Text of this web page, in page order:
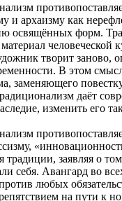
и архаизму как
освящённых форм.
человеческой
творит заново,
В этом
заменяющего
даёт
изменить его
традиции, заявляя о
себя. Авангард во
любых
на пути к